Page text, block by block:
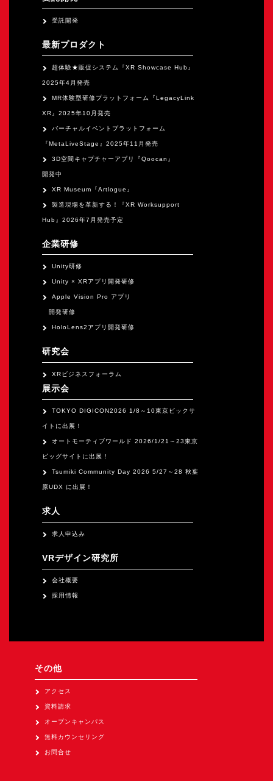
オンライン
受託開発
最新プロダクト
超体験★販促システム『XR Showcase Hub』
2025年4月発売
MR体験型研修プラットフォーム『LegacyLink
XR』2025年10月発売
バーチャルイベントプラットフォーム
『MetaLiveStage』2025年11月発売
3D空間キャプチャーアプリ『Qoocan』
開発中
XR Museum『Artlogue』
製造現場を革新する！『XR Worksupport
Hub』2026年7月発売予定
企業研修
Unity研修
Unity × XRアプリ開発研修
Apple Vision Pro アプリ
開発研修
HoloLens2アプリ開発研修
研究会
XRビジネスフォーラム
展示会
TOKYO DIGICON2026 1/8～10東京ビックサ
イトに出展！
オートモーティブワールド 2026/1/21～23東京
ビッグサイトに出展！
Tsumiki Community Day 2026 5/27～28 秋葉
原UDX に出展！
求人
求人申込み
VRデザイン研究所
会社概要
採用情報
その他
アクセス
資料請求
オープンキャンパス
無料カウンセリング
お問合せ